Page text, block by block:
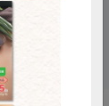
鹽